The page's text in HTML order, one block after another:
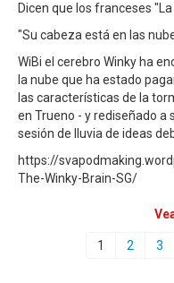
Dicen que los franceses
"Su cabeza está en las
WiBi el cerebro Winky ha
la nube que ha estado
las características de la
en Trueno - y rediseñado a
sesión de lluvia de ideas
https://
The-Winky-Brain-SG/
1 2 3